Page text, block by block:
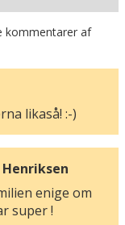
kommentarer af
likaså! :-)
enige om
super !